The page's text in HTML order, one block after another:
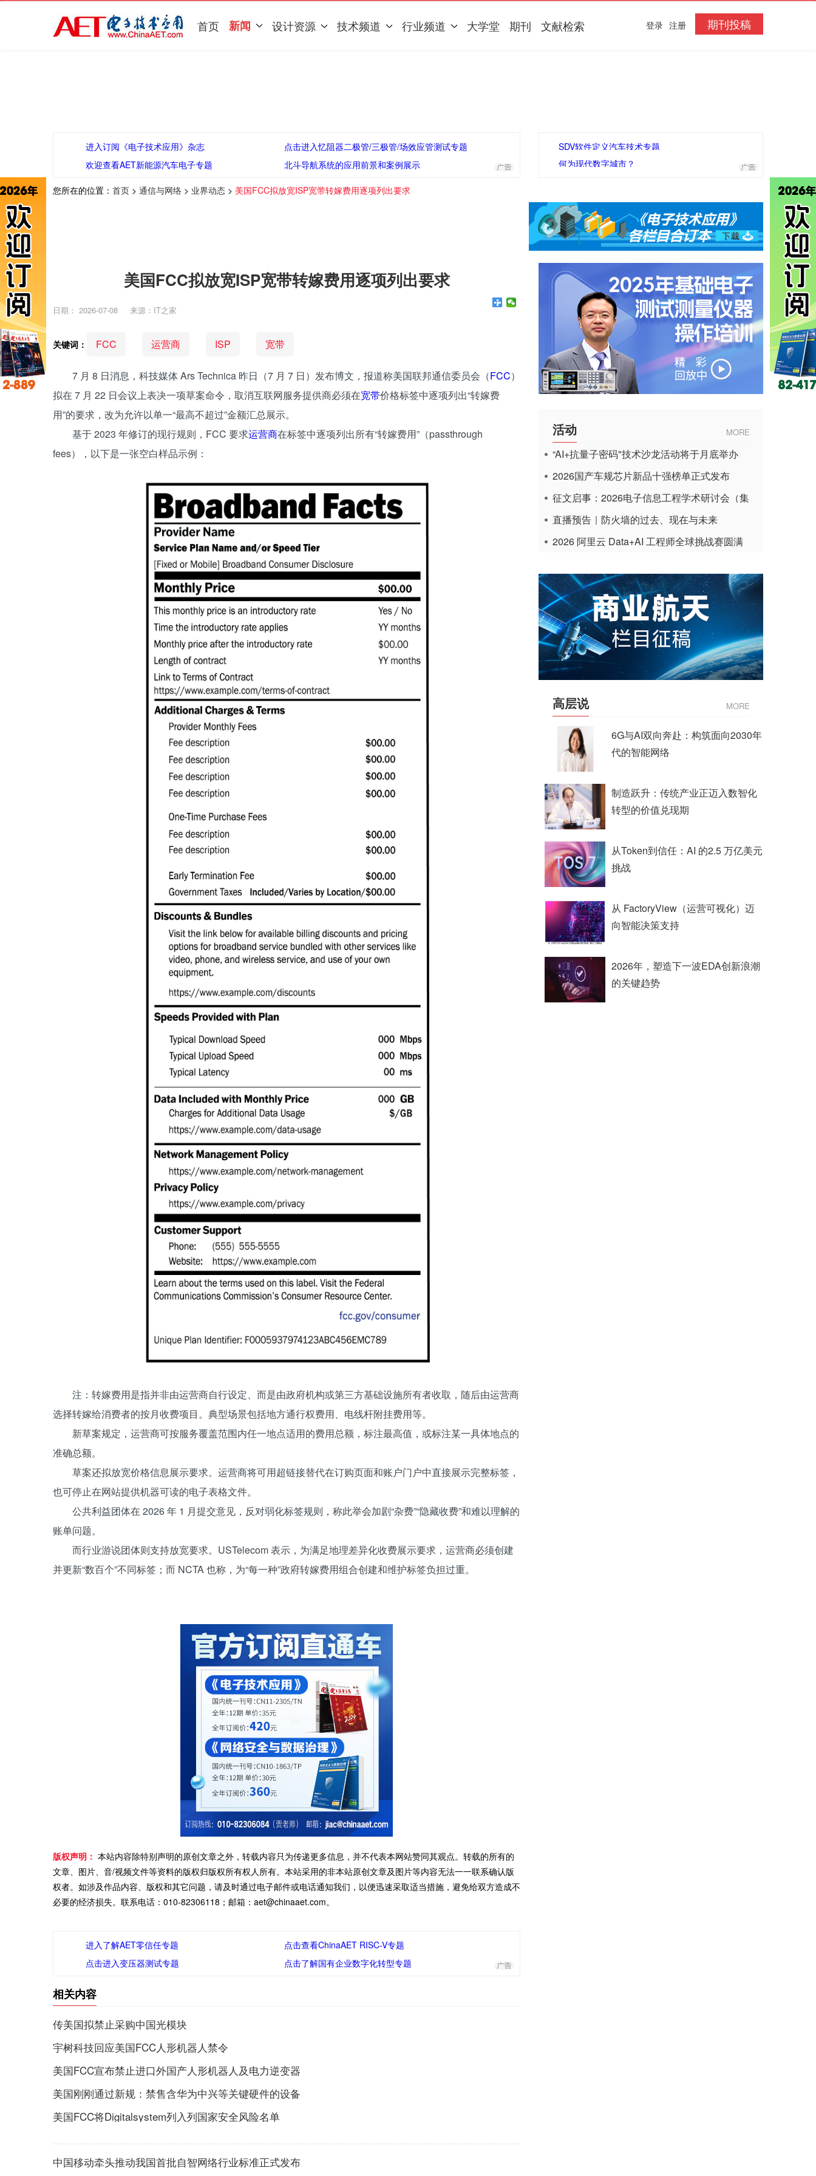
首页 新闻 设计资源 技术频道 行业频道 大学堂 期刊 文献检索 期刊投稿
登录 注册
进入订阅《电子技术应用》杂志
点击进入忆阻器二极管/三极管/场效应管测试专题
欢迎查看AET新能源汽车电子专题
北斗导航系统的应用前景和案例展示
SDV软件定义汽车技术专题
何为现代数字城市？
您所在的位置： 首页 > 通信与网络 > 业界动态 > 美国FCC拟放宽ISP宽带转嫁费用逐项列出要求
美国FCC拟放宽ISP宽带转嫁费用逐项列出要求
日期： 2026-07-08 来源：IT之家
关键词： FCC 运营商 ISP 宽带
7 月 8 日消息，科技媒体 Ars Technica 昨日（7 月 7 日）发布博文，报道称美国联邦通信委员会（FCC）
拟在 7 月 22 日会议上表决一项草案命令，取消互联网服务提供商必须在宽带价格标签中逐项列出“转嫁费
用”的要求，改为允许以单一“最高不超过”金额汇总展示。
基于 2023 年修订的现行规则，FCC 要求运营商在标签中逐项列出所有“转嫁费用”（passthrough
fees），以下是一张空白样品示例：
注：转嫁费用是指并非由运营商自行设定、而是由政府机构或第三方基础设施所有者收取，随后由运营商
选择转嫁给消费者的按月收费项目。典型场景包括地方通行权费用、电线杆附挂费用等。
新草案规定，运营商可按服务覆盖范围内任一地点适用的费用总额，标注最高值，或标注某一具体地点的
准确总额。
草案还拟放宽价格信息展示要求。运营商将可用超链接替代在订购页面和账户门户中直接展示完整标签，
也可停止在网站提供机器可读的电子表格文件。
公共利益团体在 2026 年 1 月提交意见，反对弱化标签规则，称此举会加剧“杂费”“隐藏收费”和难以理解的
账单问题。
而行业游说团体则支持放宽要求。USTelecom 表示，为满足地理差异化收费展示要求，运营商必须创建
并更新“数百个”不同标签；而 NCTA 也称，为“每一种”政府转嫁费用组合创建和维护标签负担过重。
版权声明： 本站内容除特别声明的原创文章之外，转载内容只为传递更多信息，并不代表本网站赞同其观点。转载的所有的
文章、图片、音/视频文件等资料的版权归版权所有权人所有。本站采用的非本站原创文章及图片等内容无法一一联系确认版
权者。如涉及作品内容、版权和其它问题，请及时通过电子邮件或电话通知我们，以便迅速采取适当措施，避免给双方造成不
必要的经济损失。联系电话：010-82306118；邮箱：aet@chinaaet.com。
进入了解AET零信任专题
点击查看ChinaAET RISC-V专题
点击进入变压器测试专题
点击了解国有企业数字化转型专题
相关内容
传美国拟禁止采购中国光模块
宇树科技回应美国FCC人形机器人禁令
美国FCC宣布禁止进口外国产人形机器人及电力逆变器
美国刚刚通过新规：禁售含华为中兴等关键硬件的设备
美国FCC将Digitalsystem列入列国家安全风险名单
中国移动牵头推动我国首批自智网络行业标准正式发布
活动 MORE
“AI+抗量子密码"技术沙龙活动将于月底举办
2026国产车规芯片新品十强榜单正式发布
征文启事：2026电子信息工程学术研讨会（集
成电路应用杂志）
直播预告｜防火墙的过去、现在与未来
2026 阿里云 Data+AI 工程师全球挑战赛圆满
高层说 MORE
6G与AI双向奔赴：构筑面向2030年
代的智能网络
制造跃升：传统产业正迈入数智化
转型的价值兑现期
从Token到信任：AI 的2.5 万亿美元
挑战
从 FactoryView（运营可视化）迈
向智能决策支持
2026年，塑造下一波EDA创新浪潮
的关键趋势